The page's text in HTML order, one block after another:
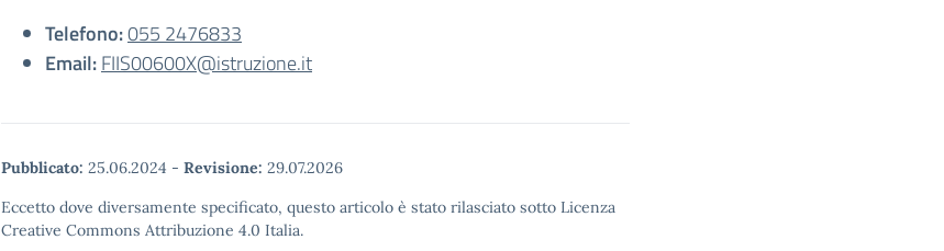
Telefono:055 2476833
Email:FIIS00600X@istruzione.it
Pubblicato: 25.06.2024 - Revisione: 29.07.2026
Eccetto dove diversamente specificato, questo articolo è stato rilasciato sotto Licenza
Creative Commons Attribuzione 4.0 Italia.